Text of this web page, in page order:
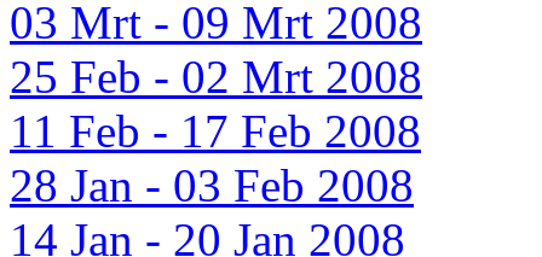
03 Mrt - 09 Mrt 2008
25 Feb - 02 Mrt 2008
11 Feb - 17 Feb 2008
28 Jan - 03 Feb 2008
14 Jan - 20 Jan 2008